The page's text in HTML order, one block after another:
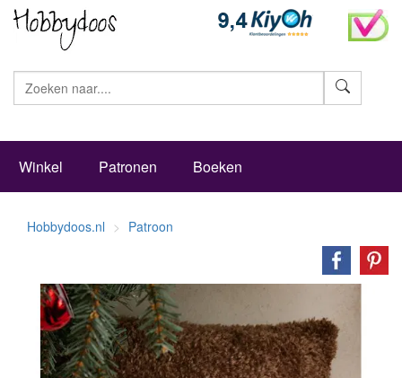
Winkel Patronen Boeken
Hobbydoos.nl Patroon